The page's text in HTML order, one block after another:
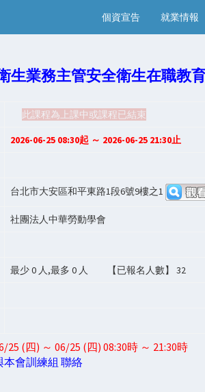
個資宣告 就業情報
生業務主管安全衛生在職教
此課程為上課中或課程已結束
2026-06-25 08:30起 ～ 2026-06-25 21:30止
台北市大安區和平東路1段6號9樓之1
社團法人中華勞動學會
最少0 人,最多 0 人 【已報名人數】 32
25 (四) ～ 06/25 (四) 08:30時 ～ 21:30時
本會訓練組 聯絡